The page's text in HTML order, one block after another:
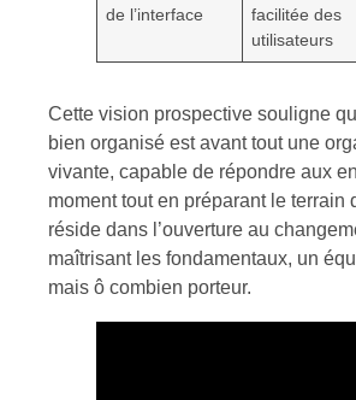
de l’interface
facilitée des
utilisateurs
Cette vision prospective souligne
bien organisé est avant tout une
vivante, capable de répondre aux
moment tout en préparant le terrain
réside dans l’ouverture au
maîtrisant les fondamentaux, un
mais ô combien porteur.